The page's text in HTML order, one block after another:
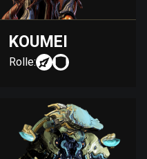
KOUMEI
Rolle: